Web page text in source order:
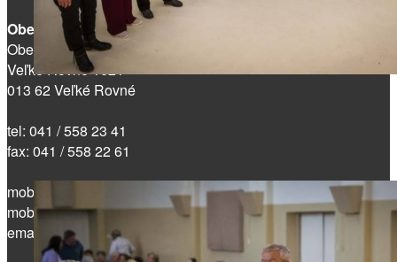
Obec Veľké Rovné
Obecný úrad
Veľké Rovné 1621
013 62 Veľké Rovné
tel: 041 / 558 23 41
fax: 041 / 558 22 61
mobil: 0901 / 777 145
mobil: 0903 / 550 087
email: rovne@velkerovne.sk